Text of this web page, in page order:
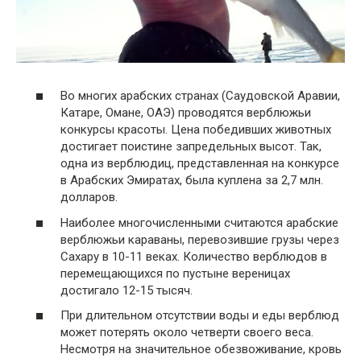
Во многих арабских странах (Саудовской Аравии,
Катаре, Омане, ОАЭ) проводятся верблюжьи
конкурсы красоты. Цена победивших животных
достигает поистине запредельных высот. Так,
одна из верблюдиц, представленная на конкурсе
в Арабских Эмиратах, была куплена за 2,7 млн.
долларов.
Наиболее многочисленными считаются арабские
верблюжьи караваны, перевозившие грузы через
Сахару в 10-11 веках. Количество верблюдов в
перемещающихся по пустыне вереницах
достигало 12-15 тысяч.
При длительном отсутствии воды и еды верблюд
может потерять около четверти своего веса.
Несмотря на значительное обезвоживание, кровь